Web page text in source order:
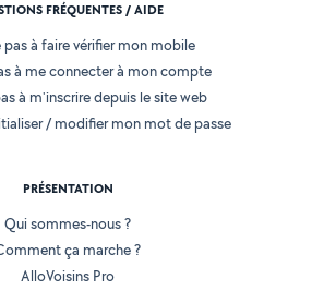
FRÉQUENTES / AIDE
pas à faire vérifier mon mobile
à me connecter à mon compte
à m'inscrire depuis le site web
/ modifier mon mot de passe
PRÉSENTATION
Qui sommes-nous ?
ça marche ?
AlloVoisins Pro